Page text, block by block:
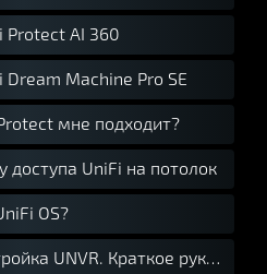
Protect AI 360
Machine Pro SE
мне подходит?
доступа UniFi на потолок
OS?
UNVR. Краткое руководство.